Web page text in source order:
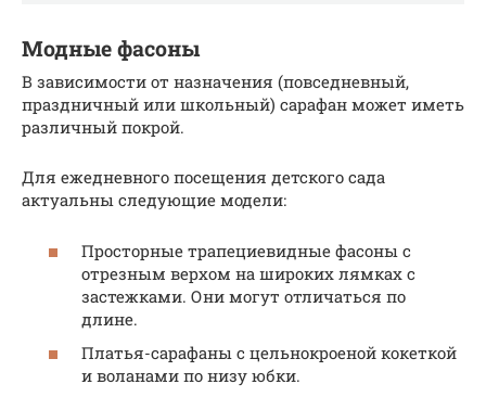
Модные фасоны
В зависимости от назначения (повседневный,
праздничный или школьный) сарафан может иметь
различный покрой.
Для ежедневного посещения детского сада
актуальны следующие модели:
Просторные трапециевидные фасоны с
отрезным верхом на широких лямках с
застежками. Они могут отличаться по
длине.
Платья-сарафаны с цельнокроеной кокеткой
и воланами по низу юбки.